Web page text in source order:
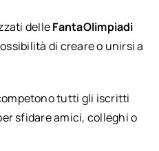
delleFantaOlimpiadi
di creare o unirsi a
tutti gli iscritti
sfidare amici, colleghi o